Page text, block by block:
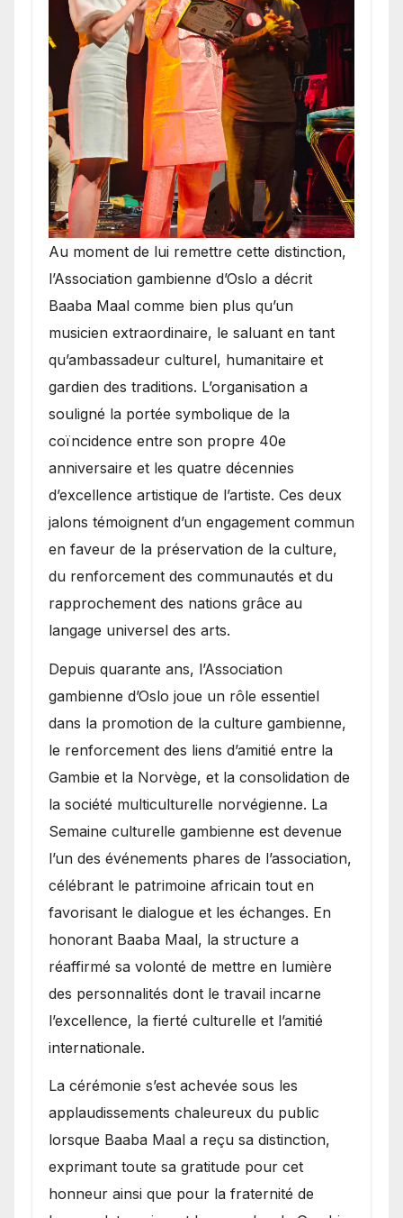
​Au moment de lui remettre cette distinction,
l’Association gambienne d’Oslo a décrit
Baaba Maal comme bien plus qu’un
musicien extraordinaire, le saluant en tant
qu’ambassadeur culturel, humanitaire et
gardien des traditions. L’organisation a
souligné la portée symbolique de la
coïncidence entre son propre 40e
anniversaire et les quatre décennies
d’excellence artistique de l’artiste. Ces deux
jalons témoignent d’un engagement commun
en faveur de la préservation de la culture,
du renforcement des communautés et du
rapprochement des nations grâce au
langage universel des arts.
​Depuis quarante ans, l’Association
gambienne d’Oslo joue un rôle essentiel
dans la promotion de la culture gambienne,
le renforcement des liens d’amitié entre la
Gambie et la Norvège, et la consolidation de
la société multiculturelle norvégienne. La
Semaine culturelle gambienne est devenue
l’un des événements phares de l’association,
célébrant le patrimoine africain tout en
favorisant le dialogue et les échanges. En
honorant Baaba Maal, la structure a
réaffirmé sa volonté de mettre en lumière
des personnalités dont le travail incarne
l’excellence, la fierté culturelle et l’amitié
internationale.
​La cérémonie s’est achevée sous les
applaudissements chaleureux du public
lorsque Baaba Maal a reçu sa distinction,
exprimant toute sa gratitude pour cet
honneur ainsi que pour la fraternité de